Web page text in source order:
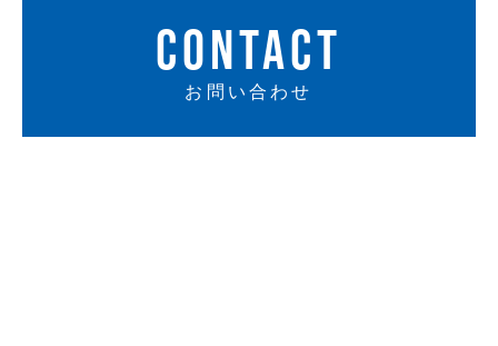
CONTACT
お問い合わせ